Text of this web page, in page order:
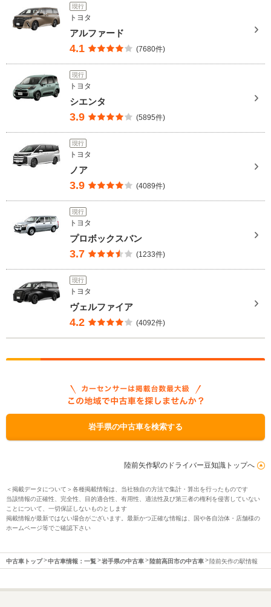
現行
トヨタ
アルファード
4.1 (7680件)
現行
トヨタ
シエンタ
3.9 (5895件)
現行
トヨタ
ノア
3.9 (4089件)
現行
トヨタ
プロボックスバン
3.7 (1233件)
現行
トヨタ
ヴェルファイア
4.2 (4092件)
岩手県の中古車を検索する
陸前矢作駅のドライバー豆知識トップへ
＜掲載データについて＞各種掲載情報は、当社独自の方法で集計・算出を行ったものです
当該情報の正確性、完全性、目的適合性、有用性、適法性及び第三者の権利を侵害していない
ことについて、一切保証しないものとします
掲載情報が最新ではない場合がございます。最新かつ正確な情報は、国や各自治体・店舗様の
ホームページ等でご確認下さい
中古車トップ 中古車情報：一覧 岩手県の中古車 陸前高田市の中古車 陸前矢作の駅情報